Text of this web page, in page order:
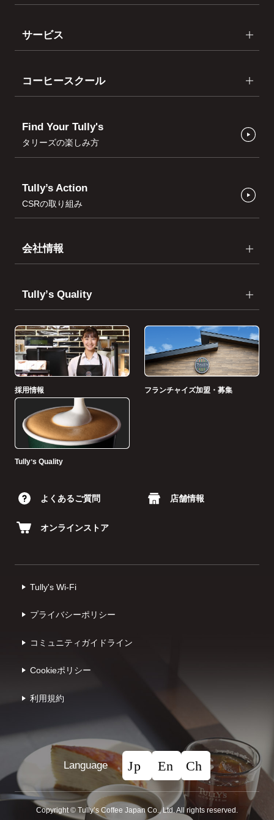
サービス
コーヒースクール
Find Your Tully's
タリーズの楽しみ方
Tully’s Action
CSRの取り組み
会社情報
Tullyʼs Quality
採用情報 フランチャイズ加盟・募集
Tullyʼs Quality
よくあるご質問 店舗情報
オンラインストア
Tully's Wi-Fi
プライバシーポリシー
コミュニティガイドライン
Cookieポリシー
利⽤規約
Language
Copyright © Tullyʼs Coffee Japan Co., Ltd. All rights reserved.